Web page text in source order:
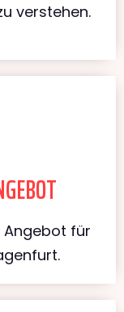
verstehen.
Angebot für